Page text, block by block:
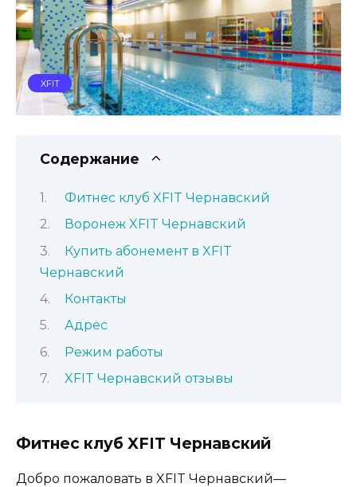
XFIT
Содержание
Фитнес клуб XFIT Чернавский
Воронеж XFIT Чернавский
Купить абонемент в XFIT
Чернавский
Контакты
Адрес
Режим работы
XFIT Чернавский отзывы
Фитнес клуб XFIT Чернавский
Добро пожаловать в XFIT Чернавский—